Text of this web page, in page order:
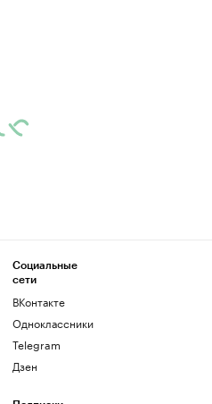
Социальные
сети
ВКонтакте
Одноклассники
Telegram
Дзен